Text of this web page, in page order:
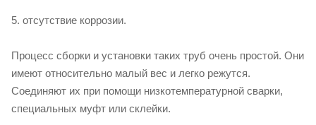
5. отсутствие коррозии.
Процесс сборки и установки таких труб очень простой. Они
имеют относительно малый вес и легко режутся.
Соединяют их при помощи низкотемпературной сварки,
специальных муфт или склейки.